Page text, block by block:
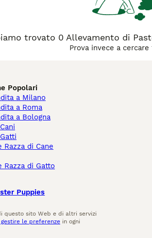
trovato 0 Allevamento di
Prova invece a
Popolari
a Milano
a Roma
a Bologna
Razza di Cane
Razza di Gatto
Puppies
questo sito Web e di altri servizi
gestire le preferenze in ogni